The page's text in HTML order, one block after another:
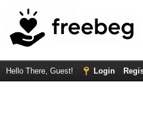
Hello There, Guest! Login